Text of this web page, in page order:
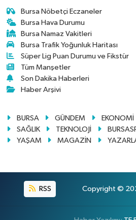
Bursa Nöbetçi Eczaneler
Bursa Hava Durumu
Bursa Namaz Vakitleri
Bursa Trafik Yoğunluk Haritası
Süper Lig Puan Durumu ve Fikstür
Tüm Manşetler
Son Dakika Haberleri
Haber Arşivi
BURSA GÜNDEM EKONOMİ
SAĞLIK
TEKNOLOJİ
YAŞAM
MAGAZİN
RSS Copyright ©